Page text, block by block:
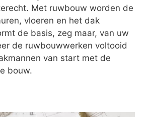
Met ruwbouw worden de
vloeren en het dak
de basis, zeg maar, van uw
de ruwbouwwerken voltooid
van start met de
bouw.